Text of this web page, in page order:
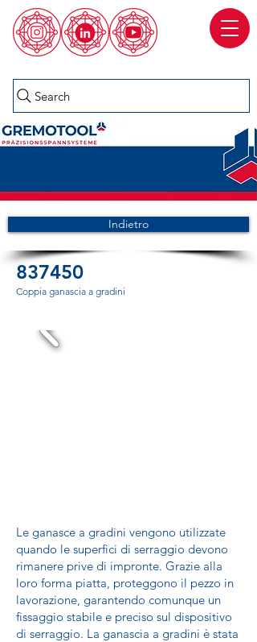
Search
Indietro
837450
Coppia ganascia a gradini
Le ganasce a gradini vengono utilizzate
quando le superfici di serraggio devono
rimanere prive di impronte. Grazie alla
loro forma piatta, proteggono il pezzo in
lavorazione, garantendo comunque un
fissaggio stabile e preciso sul dispositivo
di serraggio. La ganascia a gradini è stata